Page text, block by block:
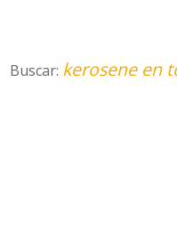
Buscar: kerosene en